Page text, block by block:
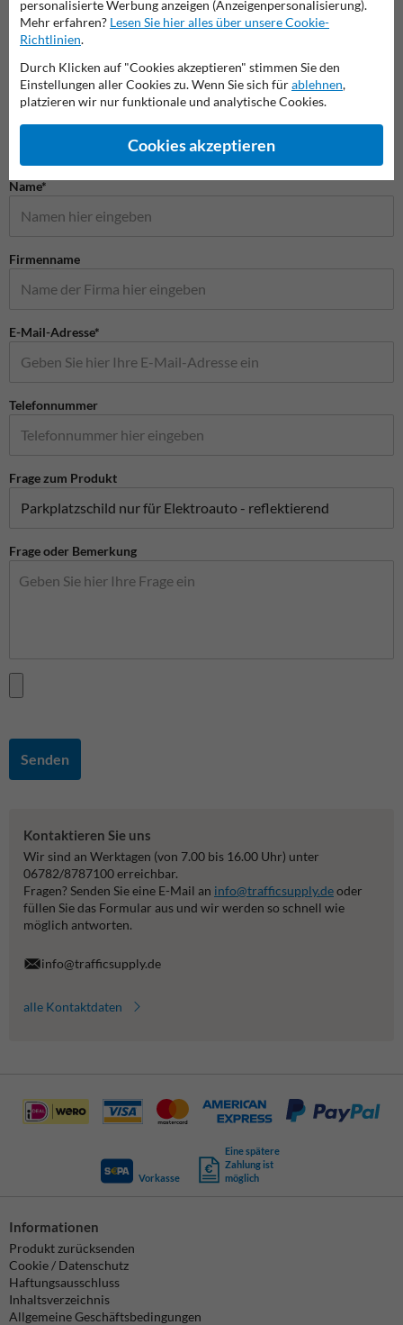
Parkplatz für
Elektrofahrzeuge Schilder
Parken erlaubt Schilder
Parkschilder
Stellen Sie Ihre Frage an Verkehrsschildkaufen.de
Name*
Firmenname
E-Mail-Adresse*
Telefonnummer
Frage zum Produkt
Frage oder Bemerkung
Senden
Kontaktieren Sie uns
Wir sind an Werktagen (von 7.00 bis 16.00 Uhr) unter
06782/8787100 erreichbar.
Fragen? Senden Sie eine E-Mail an info@trafficsupply.deoder
füllen Sie das Formular aus und wir werden so schnell wie
möglich antworten.
info@trafficsupply.de
alle Kontaktdaten
Vorkasse
Eine spätere
Zahlung ist
möglich
Informationen
Produkt zurücksenden
Cookie / Datenschutz
Haftungsausschluss
Inhaltsverzeichnis
Allgemeine Geschäftsbedingungen
personalisierte Werbung anzeigen (Anzeigenpersonalisierung).
Mehr erfahren? Lesen Sie hier alles über unsere Cookie-
Richtlinien.
Durch Klicken auf "Cookies akzeptieren" stimmen Sie den
Einstellungen aller Cookies zu. Wenn Sie sich fürablehnen,
platzieren wir nur funktionale und analytische Cookies.
Cookies akzeptieren